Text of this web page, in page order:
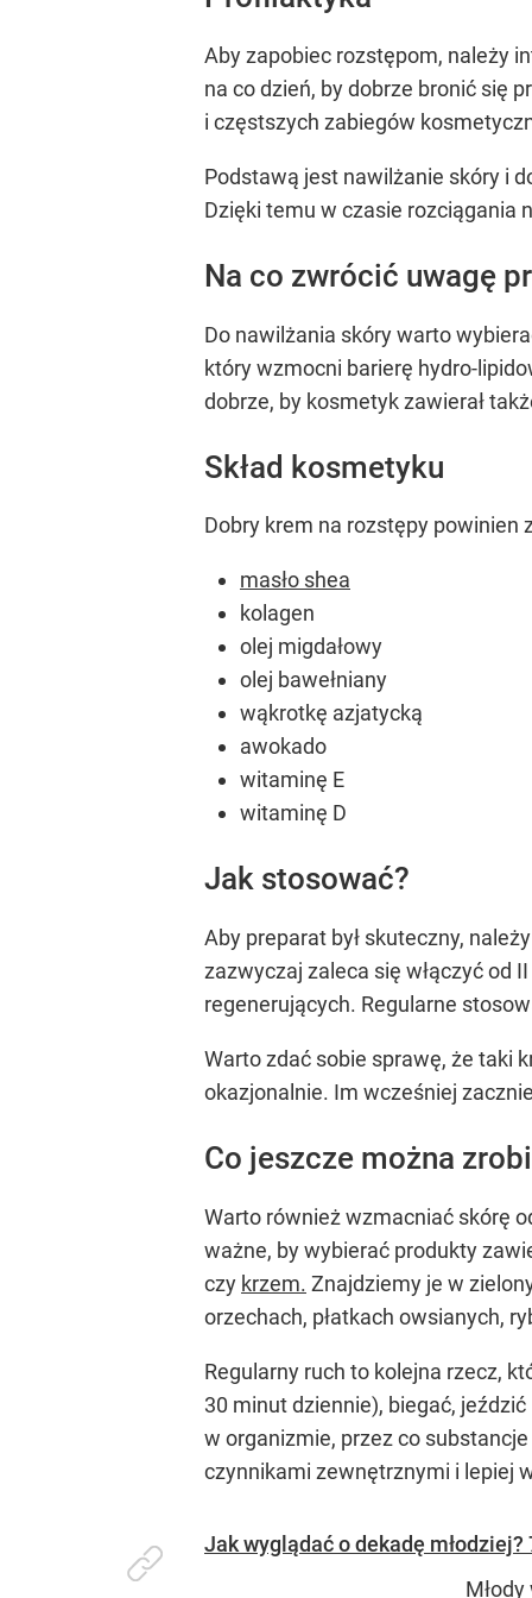
Aby zapobiec rozstępom, należy
na co dzień, by dobrze bronić się
i częstszych zabiegów
Podstawą jest nawilżanie skóry i
Dzięki temu w czasie rozciągania
Na co zwrócić uwagę
Do nawilżania skóry warto
który wzmocni barierę hydro-
dobrze, by kosmetyk zawierał
Skład kosmetyku
Dobry krem na rozstępy powinien
masło shea
kolagen
olej migdałowy
olej bawełniany
wąkrotkę azjatycką
awokado
witaminę E
witaminę D
Jak stosować?
Aby preparat był skuteczny,
zazwyczaj zaleca się włączyć od
regenerujących. Regularne
Warto zdać sobie sprawę, że taki
okazjonalnie. Im wcześniej
Co jeszcze można
Warto również wzmacniać skórę
ważne, by wybierać produkty
czy krzem. Znajdziemy je w
orzechach, płatkach owsianych,
Regularny ruch to kolejna rzecz,
30 minut dziennie), biegać,
w organizmie, przez co
czynnikami zewnętrznymi i lepiej
Jak wyglądać o dekadę